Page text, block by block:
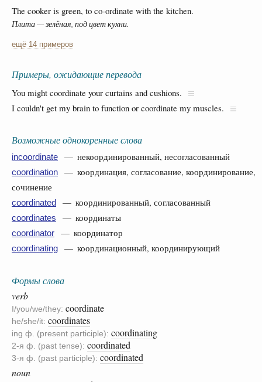
The cooker is green, to co-ordinate with the kitchen.
Плита — зелёная, под цвет кухни.
ещё 14 примеров
Примеры, ожидающие перевода
You might coordinate your curtains and cushions.
I couldn't get my brain to function or coordinate my muscles.
Возможные однокоренные слова
incoordinate — некоординированный, несогласованный
coordination
— координация, согласование, координирование,
сочинение
coordinated — координированный, согласованный
coordinates — координаты
coordinator — координатор
coordinating — координационный, координирующий
Формы слова
verb
I/you/we/they: coordinate
he/she/it: coordinates
ing ф. (present participle): coordinating
2-я ф. (past tense): coordinated
3-я ф. (past participle): coordinated
noun